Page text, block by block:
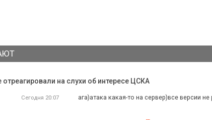
отреагировали на слухи об интересе ЦСКА
Сегодня 20:07 ага)атака какая-то на сервер)все версии